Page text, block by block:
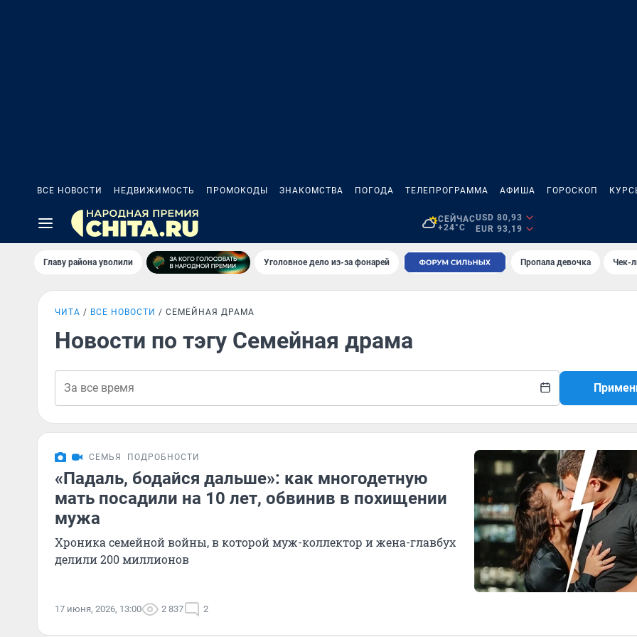
ВСЕ НОВОСТИ НЕДВИЖИМОСТЬ ПРОМОКОДЫ ЗНАКОМСТВА ПОГОДА ТЕЛЕПРОГРАММА АФИША ГОРОСКОП
СЕЙЧАС
+24°C
USD 80,93
EUR 93,19
Главу района уволили Уголовное дело из-за фонарей Пропала девочка Чек-
ЧИТА ВСЕ НОВОСТИ СЕМЕЙНАЯ ДРАМА
Новости по тэгу Семейная драма
СЕМЬЯ ПОДРОБНОСТИ
«Падаль, бодайся дальше»: как многодетную
мать посадили на 10 лет, обвинив в похищении
мужа
Хроника семейной войны, в которой муж-коллектор и жена-главбух
делили 200 миллионов
17 июня, 2026, 13:00 2 837 2